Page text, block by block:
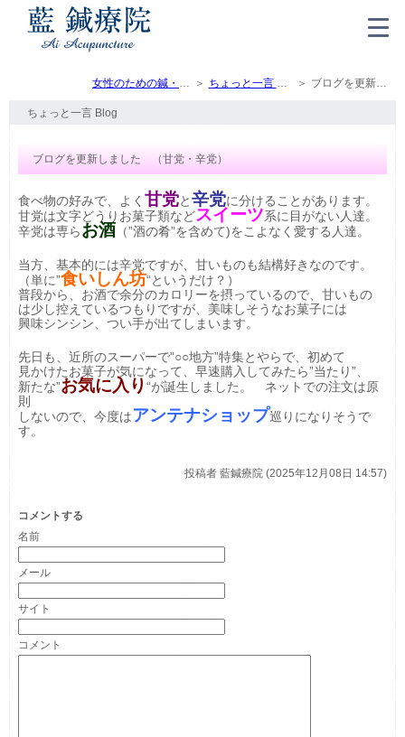
女性のための鍼・灸・マッサージ（トップ） ちょっと一言 Blog ブログを更新しました （甘党・辛党）
ちょっと一言 Blog
ブログを更新しました （甘党・辛党）
食べ物の好みで、よく 甘党と辛党に分けることがあります。
甘党は文字どうりお菓子類などスイーツ系に目がない人達。
辛党は専らお酒 （”酒の肴”を含めて)をこよなく愛する人達。
当方、基本的には辛党ですが、甘いものも結構好きなのです。
（単に”食いしん坊“というだけ？）
普段から、お酒で余分のカロリーを摂っているので、甘いもの
は少し控えているつもりですが、美味しそうなお菓子には
興味シンシン、つい手が出てしまいます。
先日も、近所のスーパーで”○○地方”特集とやらで、初めて
見かけたお菓子が気になって、早速購入してみたら”当たり”、
新たな”お気に入り “が誕生しました。 ネットでの注文は原
則
しないので、今度はアンテナショップ巡りになりそうで
す。
投稿者 藍鍼療院 (2025年12月08日 14:57)
コメントする
名前
メール
サイト
コメント